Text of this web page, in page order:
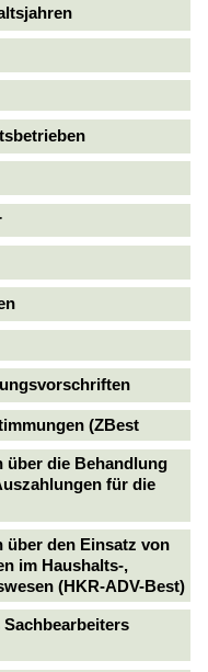
(ZBest
über die Behandlung
für die
über den Einsatz von
im Haushalts-,
(HKR-ADV-Best)